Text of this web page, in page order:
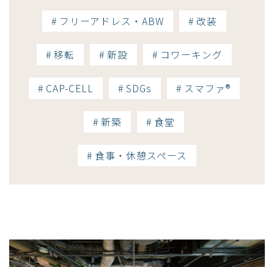
# フリーアドレス・ABW # 改装
# 移転 # 新設 # コワーキング
# CAP-CELL # SDGs # スマファ®
# 新築 # 食堂
# 食事・休憩スペース